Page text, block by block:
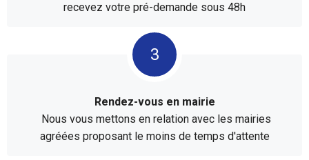
recevez votre pré-demande sous 48h
Rendez-vous en mairie
Nous vous mettons en relation avec les mairies
agréées proposant le moins de temps d'attente